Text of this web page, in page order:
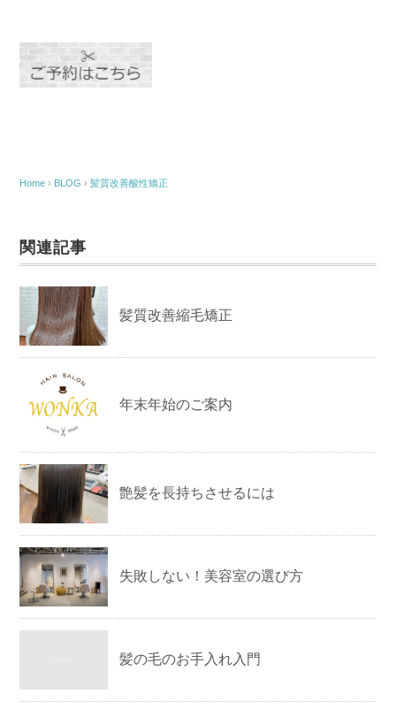
Home › BLOG ›髪質改善酸性矯正
関連記事
髪質改善縮毛矯正
年末年始のご案内
艶髪を長持ちさせるには
失敗しない！美容室の選び方
髪の毛のお手入れ入門